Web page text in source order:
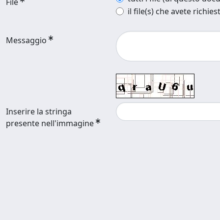
il file(s) che avete
Messaggio
Inserire la stringa
presente nell'immagine